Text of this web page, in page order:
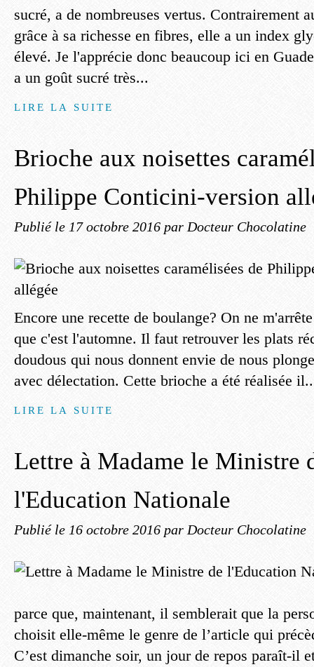
sucré, a de nombreuses vertus. Contrairement
grâce à sa richesse en fibres, elle a un index
élevé. Je l'apprécie donc beaucoup ici en
a un goût sucré très...
LIRE LA SUITE
Brioche aux noisettes
Philippe Conticini-version
Publié le 17 octobre 2016 par Docteur Chocolatine
Encore une recette de boulange? On ne
que c'est l'automne. Il faut retrouver les plats
doudous qui nous donnent envie de nous
avec délectation. Cette brioche a été réalisée
LIRE LA SUITE
Lettre à Madame le Ministre
l'Education Nationale
Publié le 16 octobre 2016 par Docteur Chocolatine
parce que, maintenant, il semblerait que la
choisit elle-même le genre de l’article qui
C’est dimanche soir, un jour de repos paraît-il